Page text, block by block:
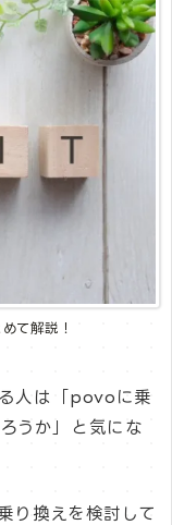
て解説！
人は「povoに乗
うか」と気にな
り換えを検討して